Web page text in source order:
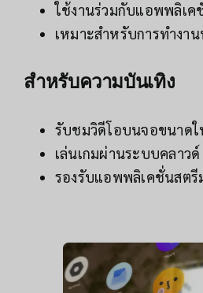
ใช้งานร่วมกับแอพพลิเ
เหมาะสำหรับการทำงา
สำหรับความบันเทิง
รับชมวิดีโอบนจอขนาด
เล่นเกมผ่านระบบคลาวด์
รองรับแอพพลิเคชั่นสตรี